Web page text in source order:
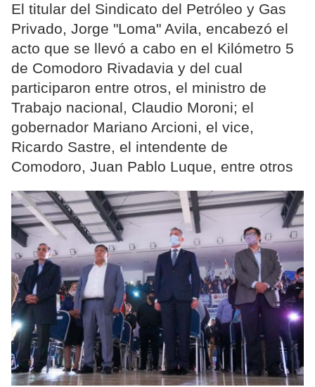
El titular del Sindicato del Petróleo y Gas
Privado, Jorge "Loma" Avila, encabezó el
acto que se llevó a cabo en el Kilómetro 5
de Comodoro Rivadavia y del cual
participaron entre otros, el ministro de
Trabajo nacional, Claudio Moroni; el
gobernador Mariano Arcioni, el vice,
Ricardo Sastre, el intendente de
Comodoro, Juan Pablo Luque, entre otros